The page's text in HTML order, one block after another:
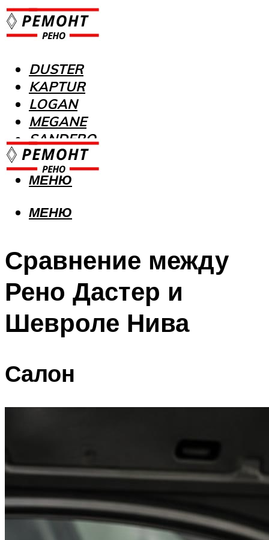
DUSTER
KAPTUR
LOGAN
MEGANE
SANDERO
МЕНЮ
МЕНЮ
Сравнение между
Рено Дастер и
Шевроле Нива
Салон